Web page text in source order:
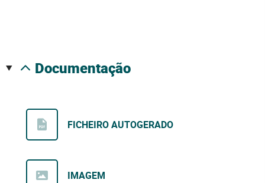
documentação
FICHEIRO AUTOGERADO
IMAGEM